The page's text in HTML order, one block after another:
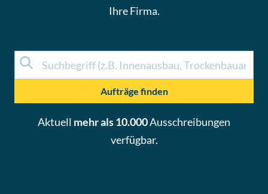
Ihre Firma.
Aufträge finden
Aktuell mehr als 10.000Ausschreibungen
verfügbar.